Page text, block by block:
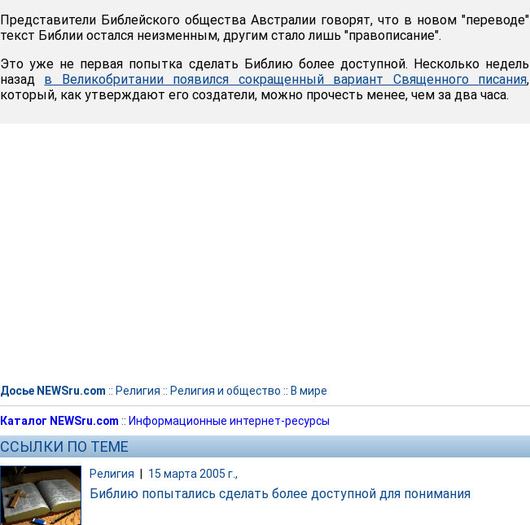
Представители Библейского общества Австралии говорят, что в новом "переводе"
текст Библии остался неизменным, другим стало лишь "правописание".
Это уже не первая попытка сделать Библию более доступной. Несколько недель
назад в Великобритании появился сокращенный вариант Священного писания,
который, как утверждают его создатели, можно прочесть менее, чем за два часа.
Досье NEWSru.com :: Религия :: Религия и общество :: В мире
Каталог NEWSru.com :: Информационные интернет-ресурсы
ССЫЛКИ ПО ТЕМЕ
Религия 15 марта 2005 г.,
Библию попытались сделать более доступной для понимания